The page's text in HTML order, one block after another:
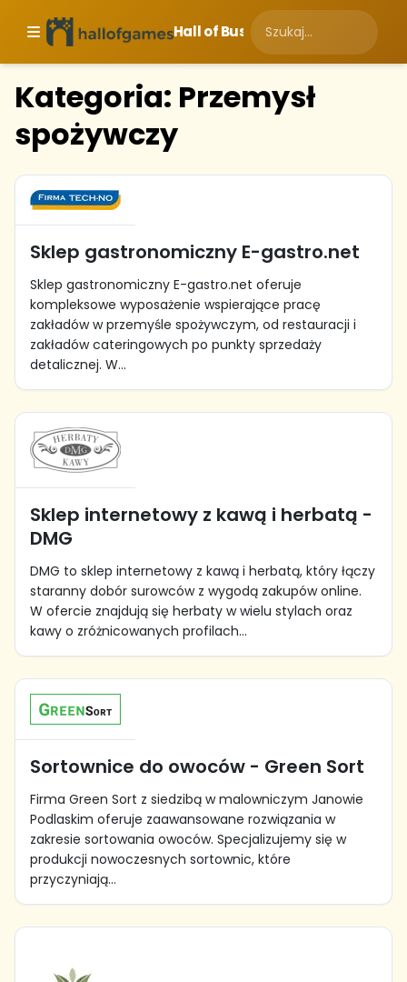
Hall of Business
Kategoria: Przemysł
spożywczy
Sklep gastronomiczny E-gastro.net
Sklep gastronomiczny E-gastro.net oferuje
kompleksowe wyposażenie wspierające pracę
zakładów w przemyśle spożywczym, od restauracji i
zakładów cateringowych po punkty sprzedaży
detalicznej. W...
Sklep internetowy z kawą i herbatą -
DMG
DMG to sklep internetowy z kawą i herbatą, który łączy
staranny dobór surowców z wygodą zakupów online.
W ofercie znajdują się herbaty w wielu stylach oraz
kawy o zróżnicowanych profilach...
Sortownice do owoców - Green Sort
Firma Green Sort z siedzibą w malowniczym Janowie
Podlaskim oferuje zaawansowane rozwiązania w
zakresie sortowania owoców. Specjalizujemy się w
produkcji nowoczesnych sortownic, które
przyczyniają...